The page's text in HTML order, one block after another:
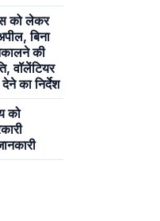
को लेकर
बिना
की
वॉलेंटियर
का निर्देश
को